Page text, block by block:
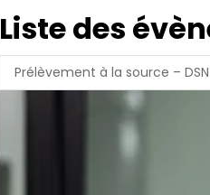
Liste des
Prélèvement à la source – DSN